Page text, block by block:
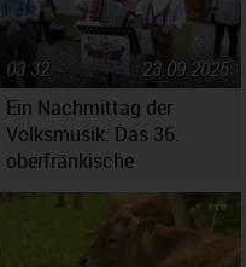
Ein Nachmittag der
Volksmusik: Das 36.
oberfränkische
Volksmusikfest in
Ebensfeld
23.09.2025
03:32